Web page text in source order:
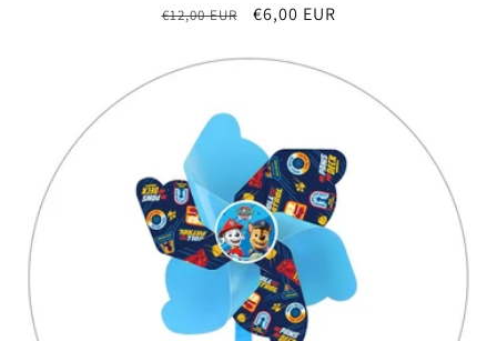
Обычная
€12,00 EUR
Цена
скидкой
€6,00 EUR